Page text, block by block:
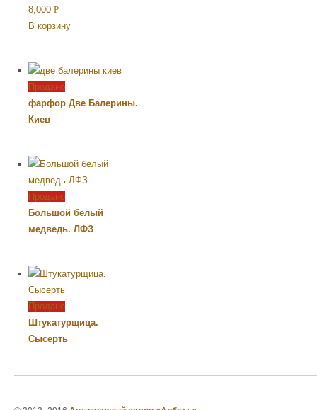
8,000 Р
УБ.
В корзину
Продано
фарфор Две Балерины.
Киев
Продано
Большой белый
медведь. ЛФЗ
Продано
Штукатурщица.
Сысерть